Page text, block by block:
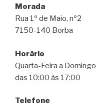
Morada
Rua 1º de Maio, nº2
7150-140 Borba
Horário
Quarta-Feira a Domingo
das 10:00 às 17:00
Telefone